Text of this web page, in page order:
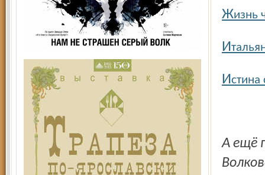
Жизнь
И
Истина
А ещё предлагаем читателям обзор самого первого